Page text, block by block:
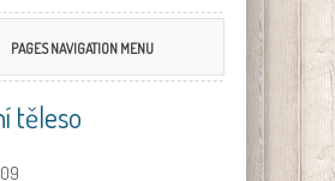
PAGES NAVIGATION MENU
těleso